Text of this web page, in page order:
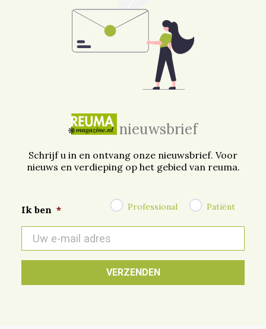
nieuwsbrief
Schrijf u in en ontvang onze nieuwsbrief. Voor
nieuws en verdieping op het gebied van reuma.
Ik ben * Professional Patiënt
mail
*